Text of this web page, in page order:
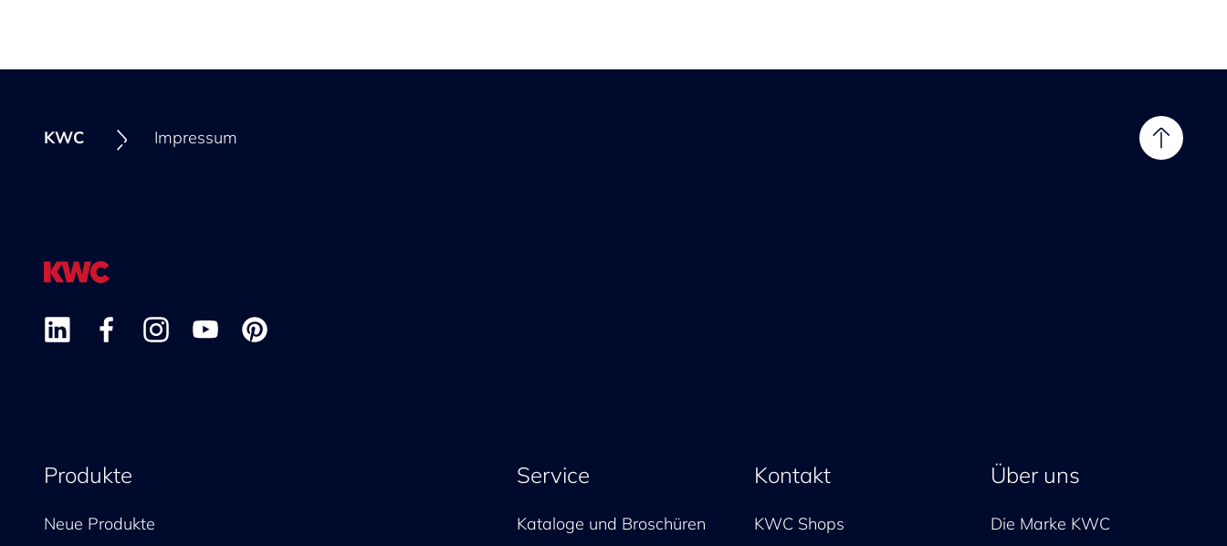
KWC Impressum
Produkte
Neue Produkte
Service
Kataloge und Broschüren
Kontakt
KWC Shops
Über uns
Die Marke KWC